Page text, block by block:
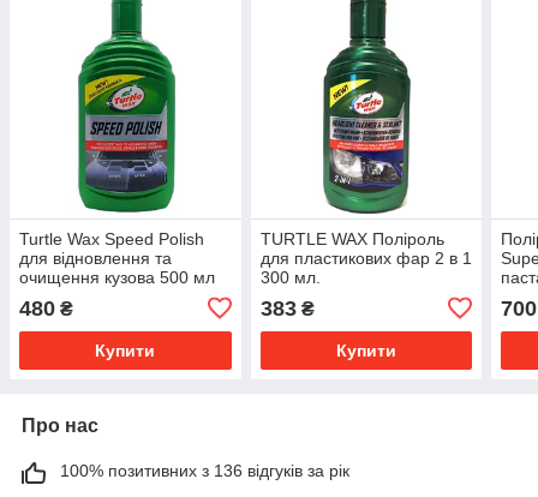
Turtle Wax Speed Polish
для відновлення та
очищення кузова 500 мл
480 ₴
Купити
TURTLE WAX Поліроль
для пластикових фар 2 в 1
300 мл.
383₴
Купити
700
Про нас
100% позитивних з 136 відгуків за рік